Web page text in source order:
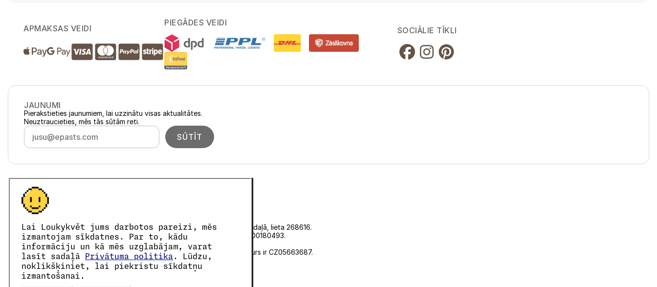
Lai Loukykvět jums darbotos pareizi, mēs
izmantojam sīkdatnes. Par to, kādu
informāciju un kā mēs uzglabājam, varat
lasīt sadaļā
Privātuma politika . Lūdzu,
noklikšķiniet, lai piekristu sīkdatņu
izmantošanai.
APMAKSAS VEIDI
PIEGĀDES VEIDI
SOCIĀLIE TĪKLI
JAUNUMI
Pierakstieties jaunumiem, lai uzzinātu visas aktualitātes.
Neuztraucieties, mēs tās sūtām reti.
SŪTĪT
Latvija
Česko loukykvet.cz
Slovensko
Polska
Österreichloukykvet.at
Deutschland loukykvet.de
Franceloukykvet.fr
Belgiëloukykvet.be
Danmarkloukykvet.dk
© 2016 →
Loukykvět s.r.o. ir reģistrēts Prāgas pilsētas tiesas Komercreģistrā, C sadaļā, lieta 268616.
Mēs piedalāmies EKO-KOM apvienotajā izpildes sistēmā ar numuru EKF00180493.
Augu pasu izsniegšanai mēs izmantojam reģistrācijas numuru 0636.
Mūsu uzņēmuma reģistrācijas numurs ir 05663687, PVN maksātāja numurs ir CZ05663687.
Datu kastes ID ir eng827q.
EORI numurs ir CZ05663687.
Mēs esam PVN maksātāji.